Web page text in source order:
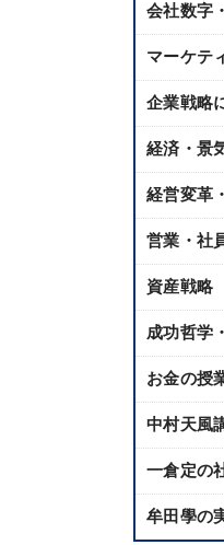
会社数字
マーケテ
企業戦略
経済・景
経営変革
営業・社
資産戦略
成功哲学
お金の授
中村天風
一倉定の
牟田學の